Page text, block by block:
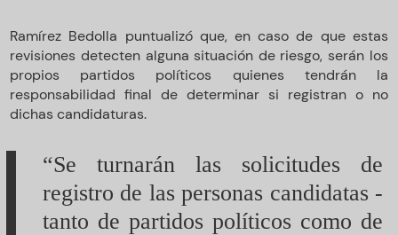
Ramírez Bedolla puntualizó que, en caso de que estas
revisiones detecten alguna situación de riesgo, serán los
propios partidos políticos quienes tendrán la
responsabilidad final de determinar si registran o no
dichas candidaturas.
“Se turnarán las solicitudes de
registro de las personas candidatas -
tanto de partidos políticos como de